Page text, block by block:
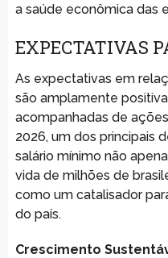
a saúde econômica das
EXPECTATIVAS
As expectativas em
são amplamente
acompanhadas de
2026, um dos principais
salário mínimo não
vida de milhões de
como um catalisador
do país.
Crescimento